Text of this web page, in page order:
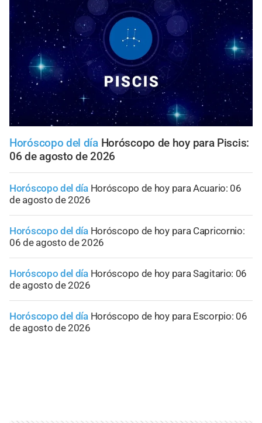
Horóscopo del día Horóscopo de hoy para Piscis:
06 de agosto de 2026
Horóscopo del día Horóscopo de hoy para Acuario: 06
de agosto de 2026
Horóscopo del día Horóscopo de hoy para Capricornio:
06 de agosto de 2026
Horóscopo del día Horóscopo de hoy para Sagitario: 06
de agosto de 2026
Horóscopo del día Horóscopo de hoy para Escorpio: 06
de agosto de 2026